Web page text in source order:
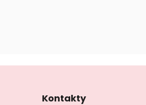
Kontakty